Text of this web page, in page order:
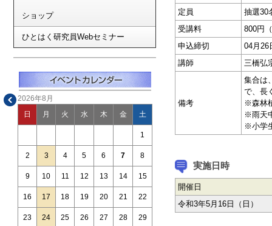
ショップ
ひとはく研究員Webセミナー
2026年8月
日 月 火 水 木 金 土
1
2 3 4 5 6 7 8
9 10 11 12 13 14 15
16 17 18 19 20 21 22
23 24 25 26 27 28 29
定員
抽選30
受講料
800円
申込締切
04月26
講師
三橋弘
備考
集合は
で、長
※森林
※雨天
※小学
実施日時
開催日
令和3年5月16日（日）